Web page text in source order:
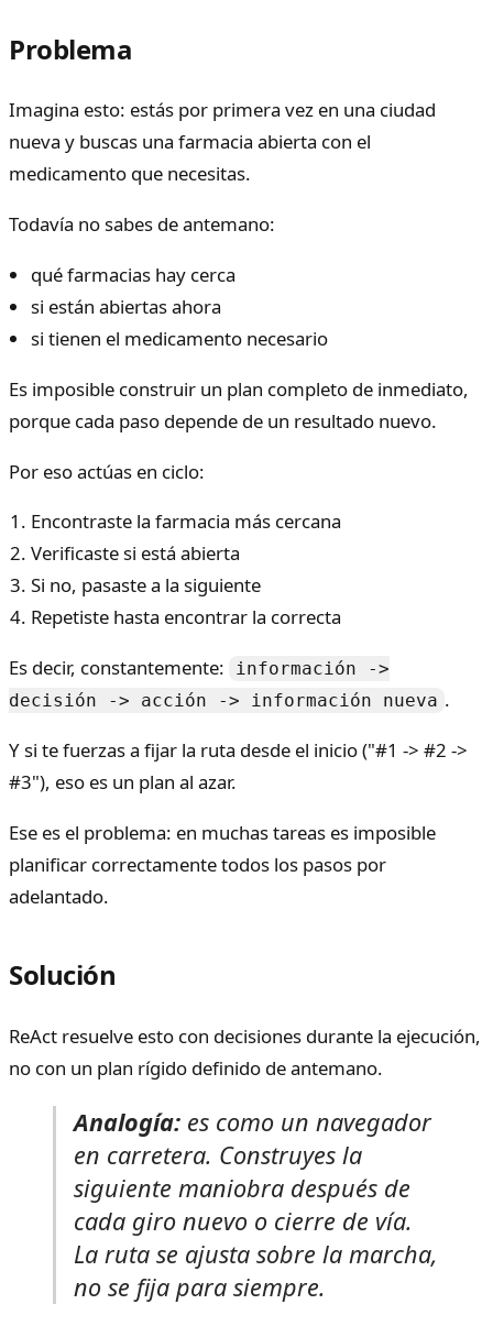
Problema
Imagina esto: estás por primera vez en una ciudad
nueva y buscas una farmacia abierta con el
medicamento que necesitas.
Todavía no sabes de antemano:
qué farmacias hay cerca
si están abiertas ahora
si tienen el medicamento necesario
Es imposible construir un plan completo de inmediato,
porque cada paso depende de un resultado nuevo.
Por eso actúas en ciclo:
Encontraste la farmacia más cercana
Verificaste si está abierta
Si no, pasaste a la siguiente
Repetiste hasta encontrar la correcta
Es decir, constantemente:
información ->
decisión -> acción -> información nueva .
Y si te fuerzas a fijar la ruta desde el inicio ("#1 -> #2 ->
#3"), eso es un plan al azar.
Ese es el problema: en muchas tareas es imposible
planificar correctamente todos los pasos por
adelantado.
Solución
ReAct resuelve esto con decisiones durante la ejecución,
no con un plan rígido definido de antemano.
Analogía: es como un navegador
en carretera. Construyes la
siguiente maniobra después de
cada giro nuevo o cierre de vía.
La ruta se ajusta sobre la marcha,
no se fija para siempre.